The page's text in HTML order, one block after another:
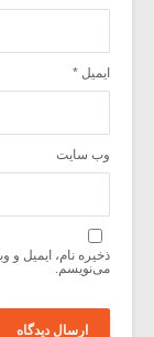
ایمیل *
وب‌ سایت
ذخیره نام، ایمیل و
می‌نویسم.